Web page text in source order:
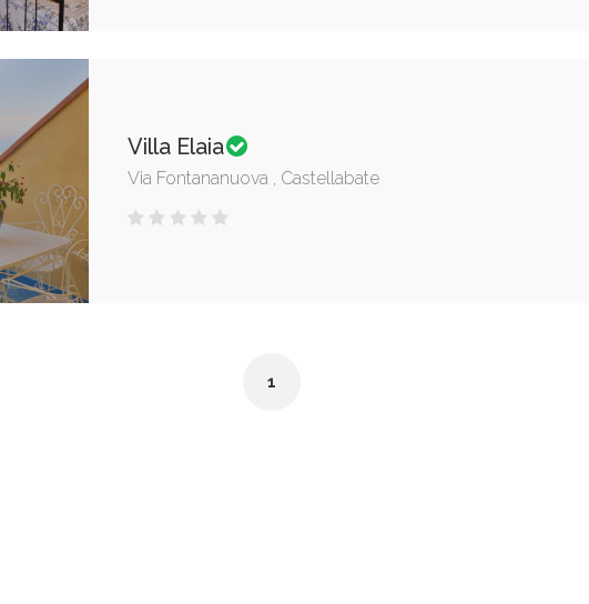
Villa Elaia
Via Fontananuova , Castellabate
1